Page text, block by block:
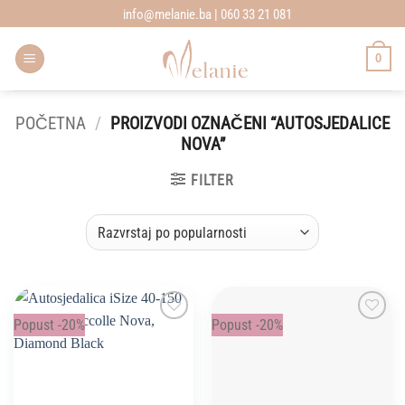
to
content
info@melanie.ba | 060 33 21 081
0
POČETNA / PROIZVODI OZNAČENI “AUTOSJEDALICE
NOVA”
FILTER
Popust -20% Popust -20%